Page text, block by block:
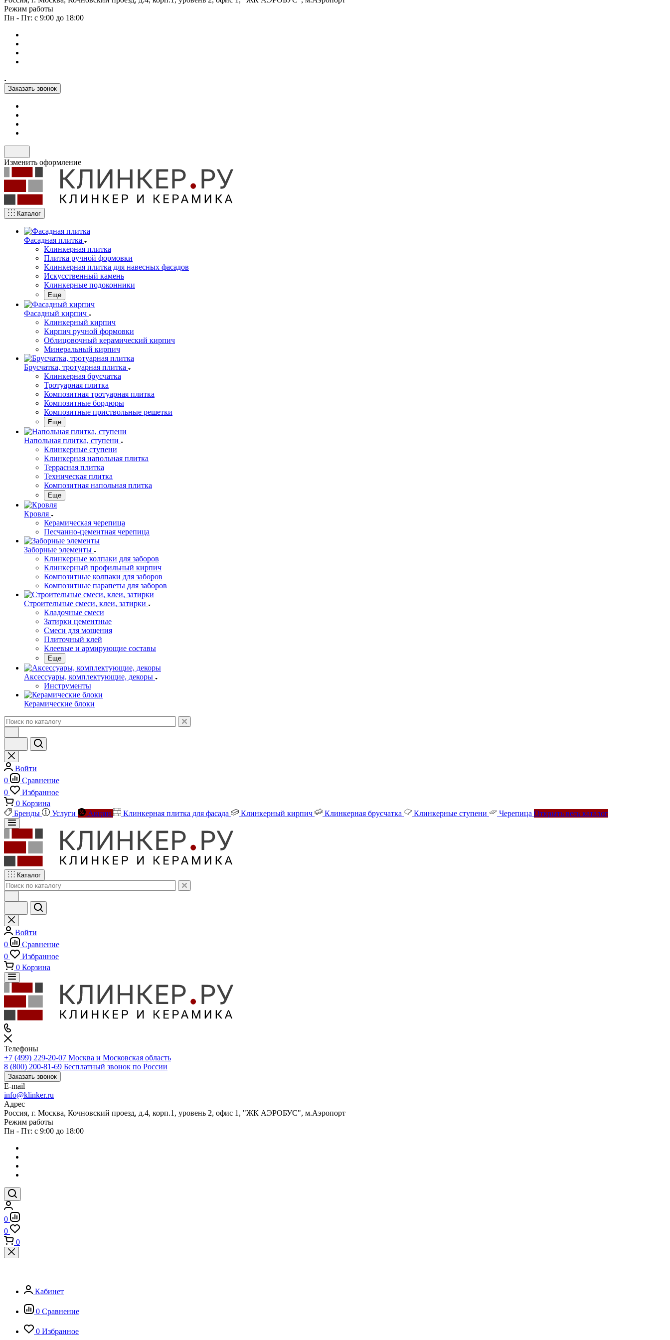
Режим работы
Пн - Пт: с 9:00 до 18:00
Заказать звонок
Изменить оформление
Каталог
Фасадная плитка
Клинкерная плитка
Плитка ручной формовки
Клинкерная плитка для навесных фасадов
Искусственный камень
Клинкерные подоконники
Еще
Фасадный кирпич
Клинкерный кирпич
Кирпич ручной формовки
Облицовочный керамический кирпич
Минеральный кирпич
Брусчатка, тротуарная плитка
Клинкерная брусчатка
Тротуарная плитка
Композитная тротуарная плитка
Композитные бордюры
Композитные приствольные решетки
Еще
Напольная плитка, ступени
Клинкерные ступени
Клинкерная напольная плитка
Террасная плитка
Техническая плитка
Композитная напольная плитка
Еще
Кровля
Керамическая черепица
Песчанно-цементная черепица
Заборные элементы
Клинкерные колпаки для заборов
Клинкерный профильный кирпич
Композитные колпаки для заборов
Композитные парапеты для заборов
Строительные смеси, клеи, затирки
Кладочные смеси
Затирки цементные
Смеси для мощения
Плиточный клей
Клеевые и армирующие составы
Еще
Аксессуары, комплектующие, декоры
Инструменты
Керамические блоки
Войти
0
Сравнение
0
Избранное
0 Корзина
Бренды
Услуги Акции Клинкерная плитка для фасада Клинкерный кирпич Клинкерная брусчатка Клинкерные ступени Черепица Открыть весь каталог
Каталог
Войти
0
Сравнение
0
Избранное
0 Корзина
Телефоны
+7 (499) 229-20-07 Москва и Московская область
8 (800) 200-81-69 Бесплатный звонок по России
Заказать звонок
E-mail
info@klinker.ru
Адрес
Россия, г. Москва, Кочновский проезд, д.4, корп.1, уровень 2, офис 1, "ЖК АЭРОБУС", м.Аэропорт
Режим работы
Пн - Пт: с 9:00 до 18:00
0
0
0
Кабинет
0 Сравнение
0 Избранное